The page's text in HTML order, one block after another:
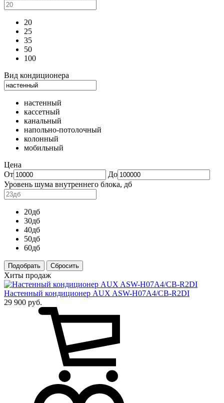
20
25
35
50
100
Вид кондиционера
настенный
кассетный
канальный
напольно-потолочный
колонный
мобильный
Цена
От
До
Уровень шума внутреннего блока, дб
20дб
30дб
40дб
50дб
60дб
Подобрать
Хиты продаж
Настенный кондиционер AUX ASW-H07A4/CB-R2DI
29 900 руб.